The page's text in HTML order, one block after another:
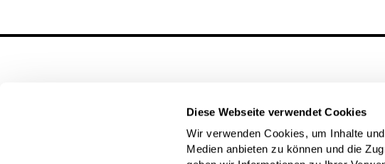
Diese Webseite verwendet Cookies
Wir verwenden Cookies, um Inhalte
Medien anbieten zu können und die
Allgemeine Anfragen